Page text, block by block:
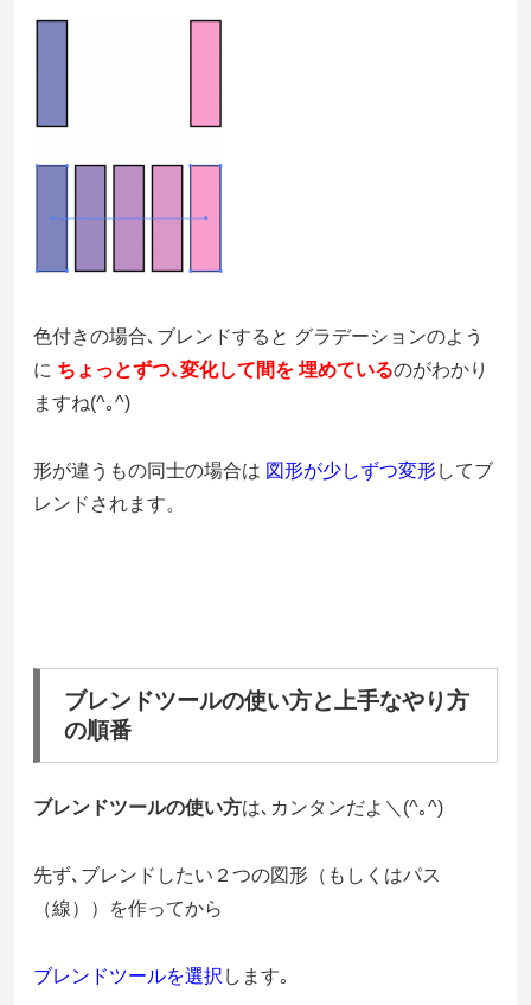
色付きの場合､ブレンドすると グラデーションのよう
に ちょっとずつ､変化して間を 埋めているのがわかり
ますね(^｡^)
形が違うもの同士の場合は 図形が少しずつ変形してブ
レンドされます。
ブレンドツールの使い方と上手なやり方
の順番
ブレンドツールの使い方は､カンタンだよ＼(^｡^)
先ず､ブレンドしたい２つの図形（もしくはパス
（線））を作ってから
ブレンドツールを選択 します｡